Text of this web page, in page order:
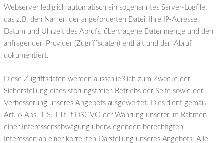
Webserver lediglich automatisch ein sogenanntes Server-Logfile,
das z.B. den Namen der angeforderten Datei, Ihre IP-Adresse,
Datum und Uhrzeit des Abrufs, übertragene Datenmenge und den
anfragenden Provider (Zugriffsdaten) enthält und den Abruf
dokumentiert.
Diese Zugriffsdaten werden ausschließlich zum Zwecke der
Sicherstellung eines störungsfreien Betriebs der Seite sowie der
Verbesserung unseres Angebots ausgewertet. Dies dient gemäß
Art. 6 Abs. 1 S. 1 lit. f DSGVO der Wahrung unserer im Rahmen
einer Interessensabwägung überwiegenden berechtigten
Interessen an einer korrekten Darstellung unseres Angebots. Alle